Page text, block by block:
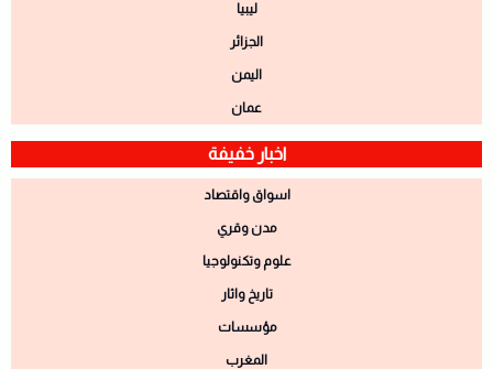
ليبيا
الجزائر
اليمن
عمان
اخبار خفيفة
اسواق واقتصاد
مدن وقري
علوم وتكنولوجيا
تاريخ واثار
مؤسسات
المغرب